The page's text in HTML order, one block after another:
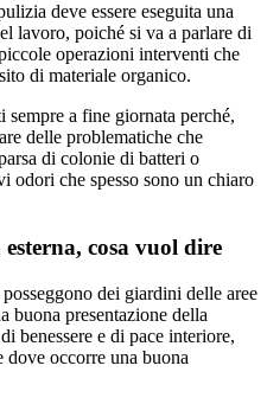
deve essere eseguita una
lavoro, poiché si va a parlare di
operazioni interventi che
di materiale organico.
a fine giornata perché,
delle problematiche che
di colonie di batteri o
odori che spesso sono un chiaro
cosa vuol dire
dei giardini delle aree
buona presentazione della
benessere e di pace interiore,
dove occorre una buona